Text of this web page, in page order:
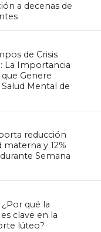
a decenas de
de Crisis
La Importancia
Genere
Mental de
reducción
y 12%
Semana
qué la
clave en la
lúteo?